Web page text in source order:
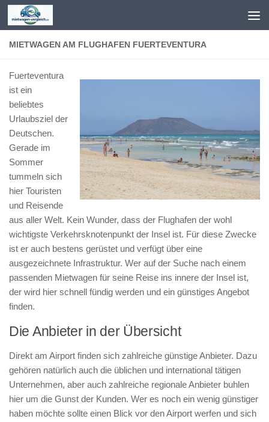
Zum Inhalt springen
MIETWAGEN AM FLUGHAFEN FUERTEVENTURA
Fuerteventura
ist ein
beliebtes
Urlaubsziel der
Deutschen.
Gerade im
Sommer
tummeln sich
hier Touristen
und Reisende
aus aller Welt. Kein Wunder, dass der Flughafen der wohl
wichtigste Verkehrsknotenpunkt der Insel ist. Für diese Zwecke
ist er auch bestens gerüstet und verfügt über eine
ausgezeichnete Infrastruktur. Wer auf der Suche nach einem
passenden Mietwagen für seine Reise ins innere der Insel ist,
der wird hier schnell fündig werden und ein günstiges Angebot
finden.
Die Anbieter in der Übersicht
Direkt am Airport finden sich zahlreiche günstige Anbieter. Dazu
gehören natürlich auch die üblichen und international tätigen
Unternehmen, aber auch zahlreiche regionale Anbieter buhlen
hier um die Gunst der Kunden. Wer es noch ein wenig günstiger
haben möchte sollte einen Blick vor den Airport werfen und sich